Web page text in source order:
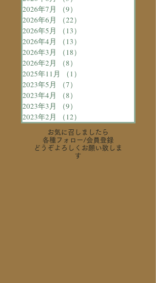
2026年7月
（9）
2026年6月
（22）
2026年5月
（13）
2026年4月
（13）
2026年3月
（18）
2026年2月
（8）
2025年11月
（1）
2023年5月
（7）
2023年4月
（8）
2023年3月
（9）
2023年2月
（12）
お気に召しましたら
各種フォロー/会員登録
どうぞよろしくお願い致しま
す